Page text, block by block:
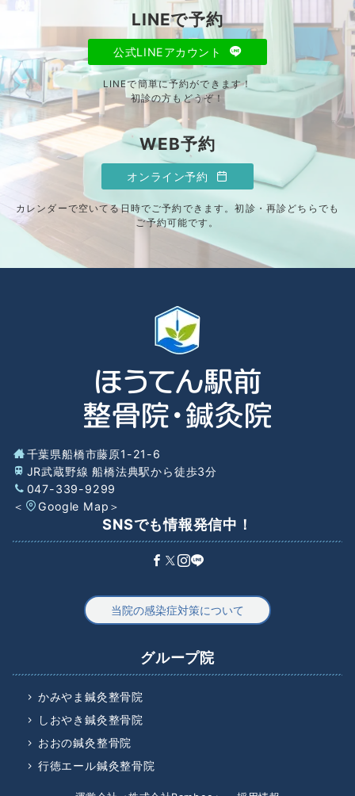
LINEで予約
公式LINEアカウント
LINEで簡単に予約ができます！
初診の方もどうぞ！
WEB予約
オンライン予約
カレンダーで空いてる日時でご予約できます。初診・再診どちらでも
ご予約可能です。
千葉県船橋市藤原1-21-6
JR武蔵野線 船橋法典駅から徒歩3分
047-339-9299
＜
Google Map ＞
SNSでも情報発信中！
当院の感染症対策について
グループ院
かみやま鍼灸整骨院
しおやき鍼灸整骨院
おおの鍼灸整骨院
行徳エール鍼灸整骨院